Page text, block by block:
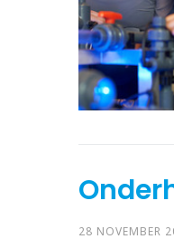
28 NOVEMBER